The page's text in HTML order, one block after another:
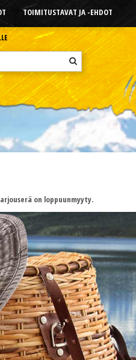
TOIMITUSTAVAT JA -EHDOT
on loppuunmyyty.